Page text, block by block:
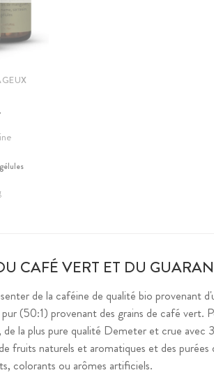
CAFÉ VERT ET DU
de la caféine de qualité bio provenant
(50:1) provenant des grains de café vert.
la plus pure qualité Demeter et crue avec
fruits naturels et aromatiques et des
colorants ou arômes artificiels.